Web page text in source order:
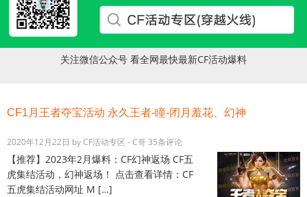
关注微信公众号 看全网最快最新CF活动爆料
CF1月王者夺宝活动 永久王者-瞳-闭月羞花、幻神
2020年12月22日 byCF活动专区 - C哥35条评论
【推荐】2023年2月爆料：CF幻神返场 CF五
虎集结活动，幻神返场！ 点击查看详情：CF
五虎集结活动网址 M […]